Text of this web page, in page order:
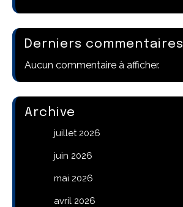
Derniers commentaires
Aucun commentaire à afficher.
Archive
juillet 2026
juin 2026
mai 2026
avril 2026